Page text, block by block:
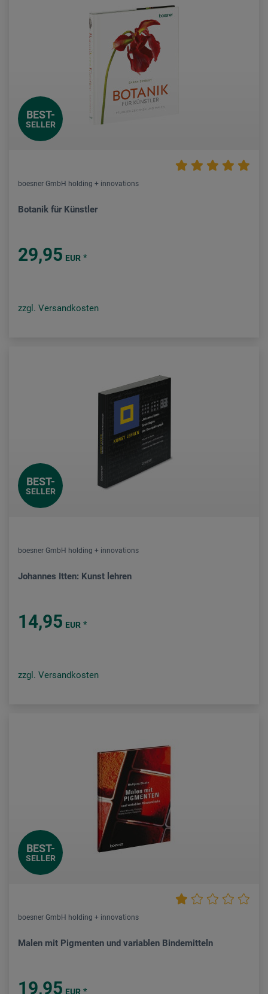
BEST-
SELLER
boesner GmbH holding + innovations
Botanik für Künstler
29,95 EUR *
zzgl. Versandkosten
BEST-
SELLER
boesner GmbH holding + innovations
Johannes Itten: Kunst lehren
14,95 EUR *
zzgl. Versandkosten
BEST-
SELLER
boesner GmbH holding + innovations
Malen mit Pigmenten und variablen Bindemitteln
19,95 EUR *